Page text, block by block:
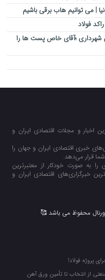
| می توانیم هاب برقی باشیم
فولاد
شهرداری ؛آقای خاص پست ها را
اخبار و مجلات اقتصادی ایران و
خبری اقتصادی ایران و جهان را
قرار می‌‌دهد.
را به صورت خودکار از معتبرترین
خبرگزاری‌های اقتصادی ایران و
محفوظ می باشد 🥰
پروژه فولاد!
از انتخاب تا تأمین ورق آهن